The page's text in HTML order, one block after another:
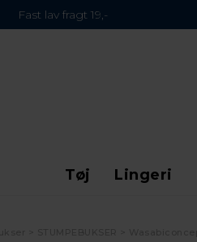
Fast lav fragt 19,-
Tøj Lingeri